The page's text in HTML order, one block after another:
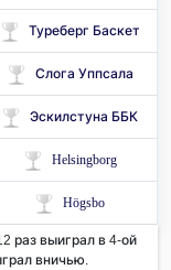
Туреберг Баскет
Слога Уппсала
Эскилстуна ББК
Helsingborg
Högsbo
раз выиграл в 4-ой
вничью.